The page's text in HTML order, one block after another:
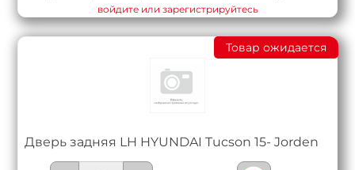
войдите или зарегистрируйтесь
Дверь задняя LH HYUNDAI Tucson 15- Jorden
Товар ожидается